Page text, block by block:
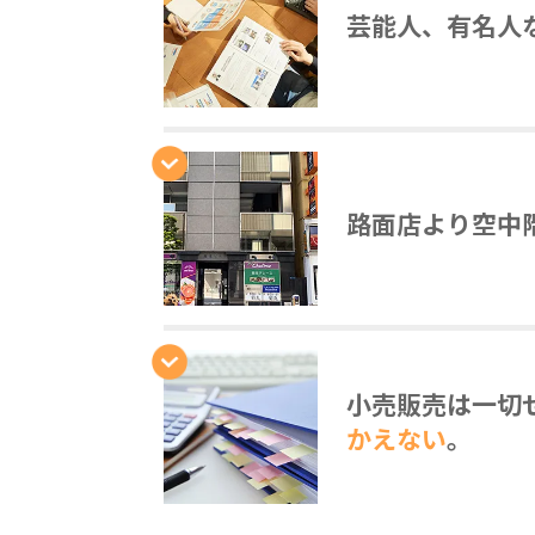
芸能人、有名人
路面店より空中
小売販売は一切
かえない。